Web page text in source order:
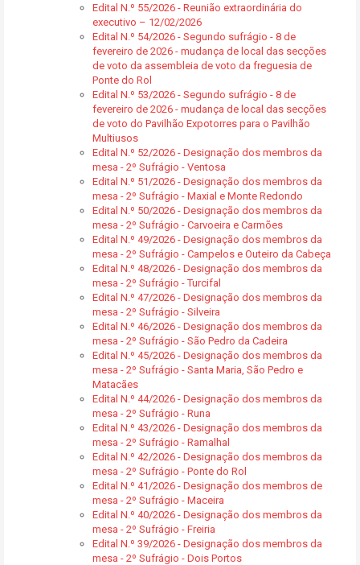
Edital N.º 55/2026 - Reunião extraordinária do
executivo – 12/02/2026
Edital N.º 54/2026 - Segundo sufrágio - 8 de
fevereiro de 2026 - mudança de local das secções
de voto da assembleia de voto da freguesia de
Ponte do Rol
Edital N.º 53/2026 - Segundo sufrágio - 8 de
fevereiro de 2026 - mudança de local das secções
de voto do Pavilhão Expotorres para o Pavilhão
Multiusos
Edital N.º 52/2026 - Designação dos membros da
mesa - 2º Sufrágio - Ventosa
Edital N.º 51/2026 - Designação dos membros da
mesa - 2º Sufrágio - Maxial e Monte Redondo
Edital N.º 50/2026 - Designação dos membros da
mesa - 2º Sufrágio - Carvoeira e Carmões
Edital N.º 49/2026 - Designação dos membros da
mesa - 2º Sufrágio - Campelos e Outeiro da Cabeça
Edital N.º 48/2026 - Designação dos membros da
mesa - 2º Sufrágio - Turcifal
Edital N.º 47/2026 - Designação dos membros da
mesa - 2º Sufrágio - Silveira
Edital N.º 46/2026 - Designação dos membros da
mesa - 2º Sufrágio - São Pedro da Cadeira
Edital N.º 45/2026 - Designação dos membros da
mesa - 2º Sufrágio - Santa Maria, São Pedro e
Matacães
Edital N.º 44/2026 - Designação dos membros da
mesa - 2º Sufrágio - Runa
Edital N.º 43/2026 - Designação dos membros da
mesa - 2º Sufrágio - Ramalhal
Edital N.º 42/2026 - Designação dos membros da
mesa - 2º Sufrágio - Ponte do Rol
Edital N.º 41/2026 - Designação dos membros de
mesa - 2º Sufrágio - Maceira
Edital N.º 40/2026 - Designação dos membros da
mesa - 2º Sufrágio - Freiria
Edital N.º 39/2026 - Designação dos membros da
mesa - 2º Sufrágio - Dois Portos